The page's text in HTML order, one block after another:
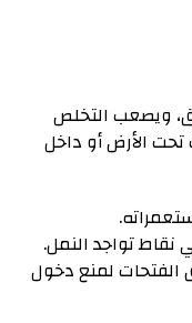
ويصعب التخلص
الأرض أو داخل
تواجد النمل.
الفتحات لمنع دخول